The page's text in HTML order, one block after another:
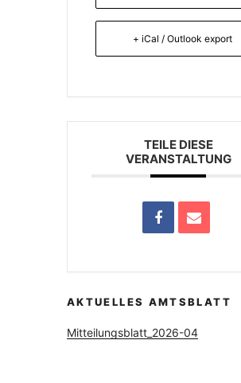
+ iCal / Outlook export
TEILE DIESE
VERANSTALTUNG
AKTUELLES AMTSBLATT
Mitteilungsblatt_2026-04